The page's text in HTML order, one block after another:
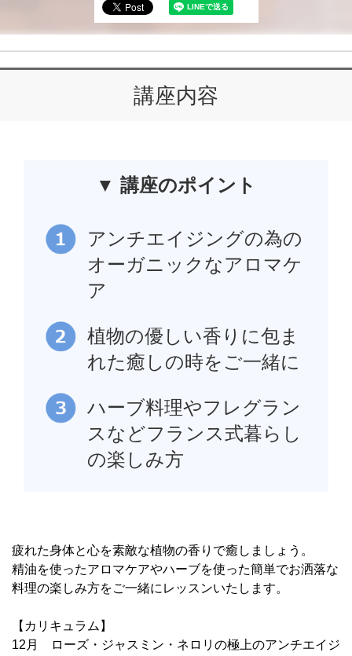
講座内容
▼ 講座のポイント
アンチエイジングの為の
オーガニックなアロマケ
ア
植物の優しい香りに包ま
れた癒しの時をご一緒に
ハーブ料理やフレグラン
スなどフランス式暮らし
の楽しみ方
疲れた身体と心を素敵な植物の香りで癒しましょう。
精油を使ったアロマケアやハーブを使った簡単でお洒落な
料理の楽しみ方をご一緒にレッスンいたします。
【カリキュラム】
12月 ローズ・ジャスミン・ネロリの極上のアンチエイジ